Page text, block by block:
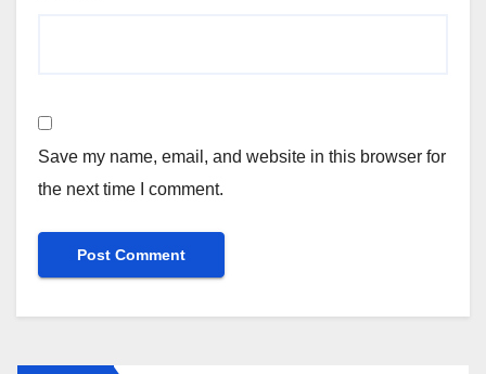
Save my name, email, and website in this browser for
the next time I comment.